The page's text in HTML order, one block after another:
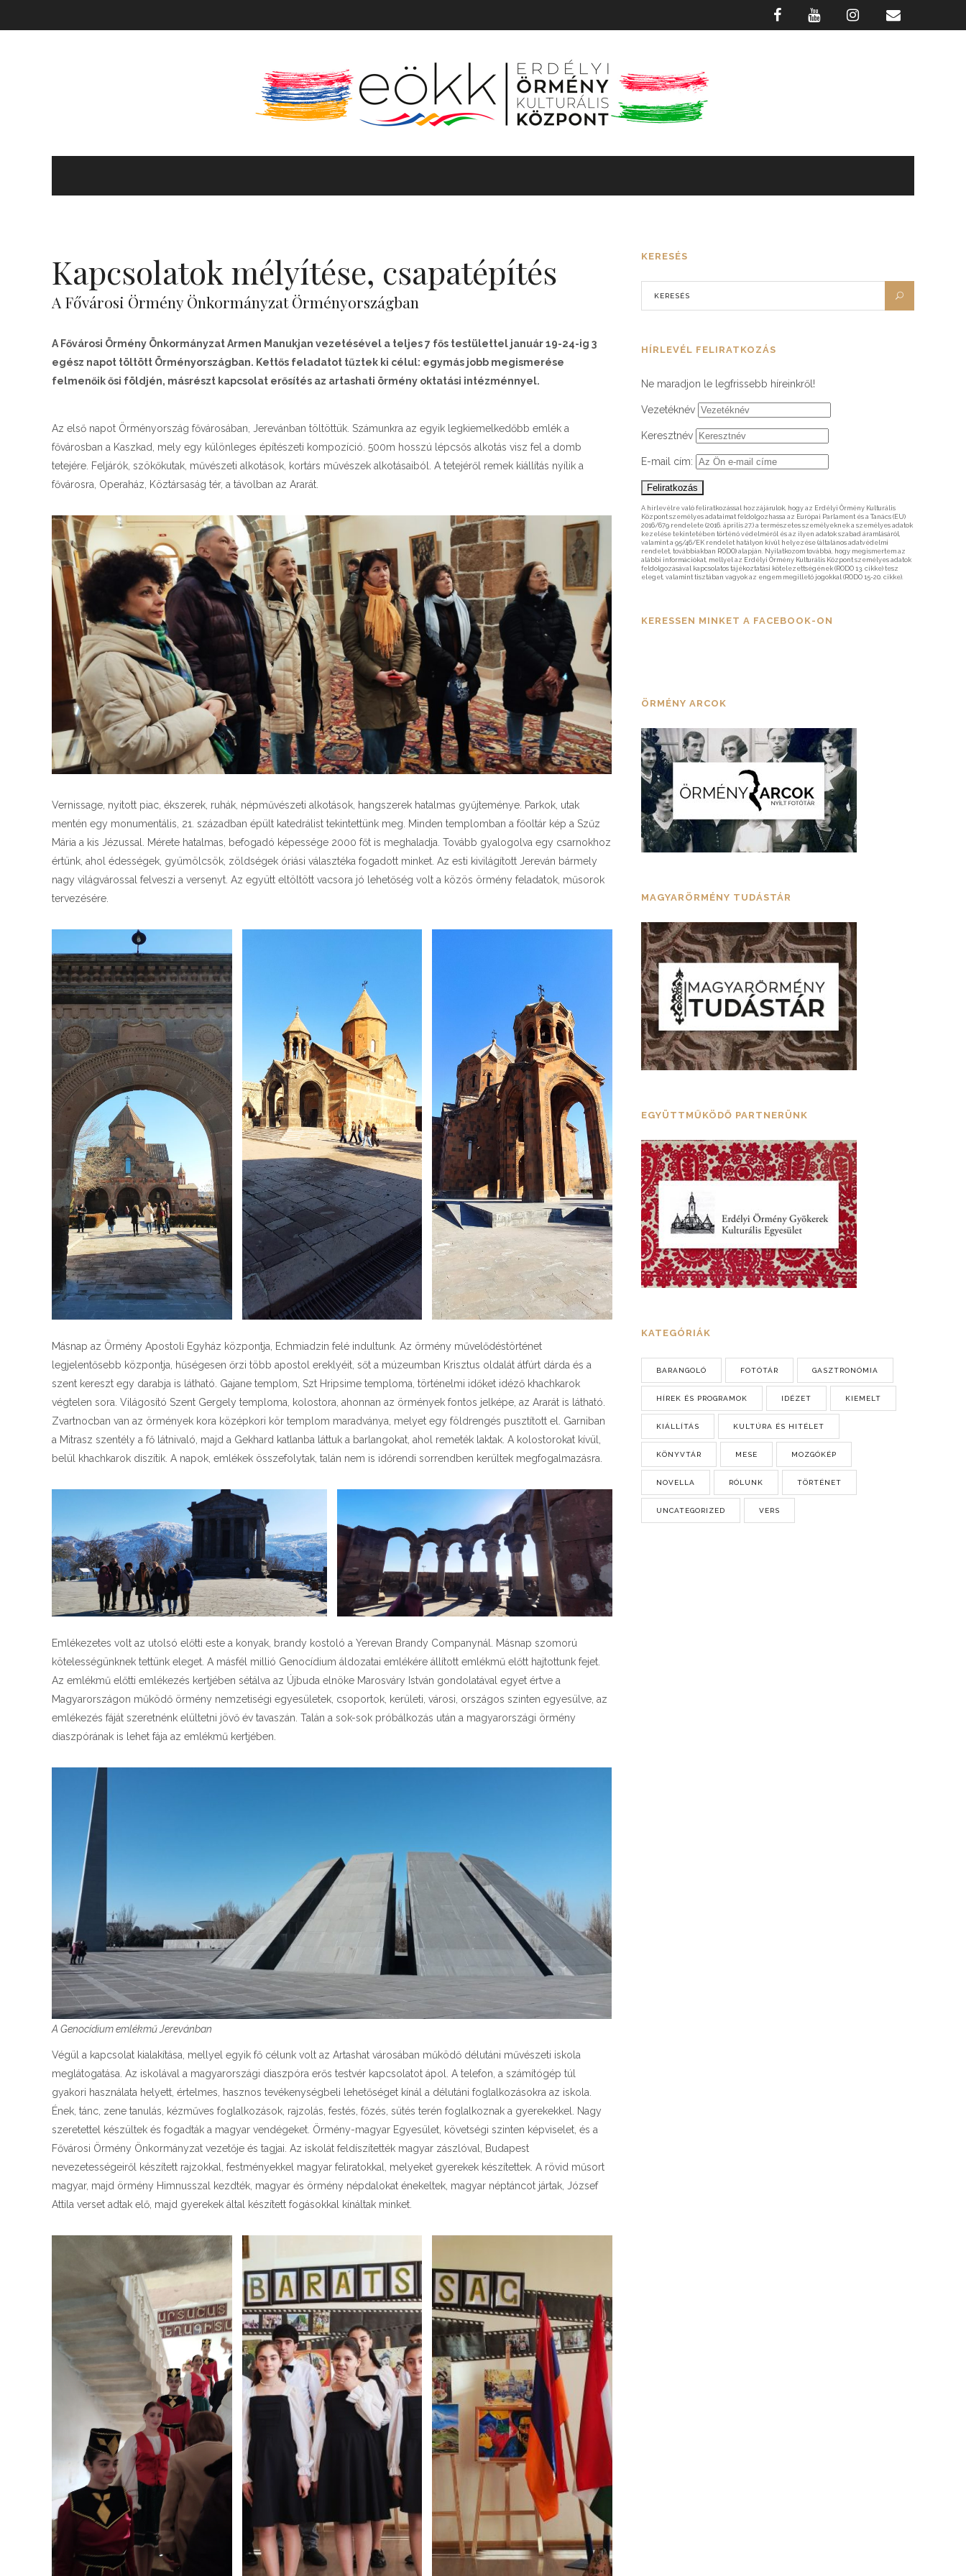
Kapcsolatok mélyítése, csapatépítés
A Fővárosi Örmény Önkormányzat Örményországban
A Fővárosi Örmény Önkormányzat Armen Manukjan vezetésével a teljes 7 fős testülettel január 19-24-ig 3
egész napot töltött Örményországban. Kettős feladatot tűztek ki célul: egymás jobb megismerése
felmenőik ősi földjén, másrészt kapcsolat erősítés az artashati örmény oktatási intézménnyel.
Az első napot Örményország fővárosában, Jerevánban töltöttük. Számunkra az egyik legkiemelkedőbb emlék a
fővárosban a Kaszkad, mely egy különleges építészeti kompozíció. 500m hosszú lépcsős alkotás visz fel a domb
tetejére. Feljárók, szökőkutak, művészeti alkotások, kortárs művészek alkotásaiból. A tetejéről remek kiállítás nyílik a
fővárosra, Operaház, Köztársaság tér, a távolban az Ararát.
Vernissage, nyitott piac, ékszerek, ruhák, népművészeti alkotások, hangszerek hatalmas gyűjteménye. Parkok, utak
mentén egy monumentális, 21. században épült katedrálist tekintettünk meg. Minden templomban a főoltár kép a Szűz
Mária a kis Jézussal. Mérete hatalmas, befogadó képessége 2000 főt is meghaladja. Tovább gyalogolva egy csarnokhoz
értünk, ahol édességek, gyümölcsök, zöldségek óriási választéka fogadott minket. Az esti kivilágított Jereván bármely
nagy világvárossal felveszi a versenyt. Az együtt eltöltött vacsora jó lehetőség volt a közös örmény feladatok, műsorok
tervezésére.
Másnap az Örmény Apostoli Egyház központja, Echmiadzin felé indultunk. Az örmény művelődéstörténet
legjelentősebb központja, hűségesen őrzi több apostol ereklyéit, sőt a múzeumban Krisztus oldalát átfúrt dárda és a
szent kereszt egy darabja is látható. Gajane templom, Szt Hripsime temploma, történelmi időket idéző khachkarok
végtelen sora. Világosító Szent Gergely temploma, kolostora, ahonnan az örmények fontos jelképe, az Ararát is látható.
Zvartnocban van az örmények kora középkori kör templom maradványa, melyet egy földrengés pusztított el. Garniban
a Mitrasz szentély a fő látnivaló, majd a Gekhard katlanba láttuk a barlangokat, ahol remeték laktak. A kolostorokat kívül,
belül khachkarok diszítik. A napok, emlékek összefolytak, talán nem is időrendi sorrendben kerültek megfogalmazásra.
Emlékezetes volt az utolsó előtti este a konyak, brandy kostoló a Yerevan Brandy Companynál. Másnap szomorú
kötelességünknek tettünk eleget. A másfél millió Genocídium áldozatai emlékére állított emlékmű előtt hajtottunk fejet.
Az emlékmű előtti emlékezés kertjében sétálva az Újbuda elnöke Marosváry István gondolatával egyet értve a
Magyarországon működő örmény nemzetiségi egyesületek, csoportok, kerületi, városi, országos szinten egyesülve, az
emlékezés fáját szeretnénk elültetni jövő év tavaszán. Talán a sok-sok próbálkozás után a magyarországi örmény
diaszpórának is lehet fája az emlékmű kertjében.
A Genocídium emlékmű Jerevánban
Végül a kapcsolat kialakítása, mellyel egyik fő célunk volt az Artashat városában működő délutáni művészeti iskola
meglátogatása. Az iskolával a magyarországi diaszpóra erős testvér kapcsolatot ápol. A telefon, a számítógép túl
gyakori használata helyett, értelmes, hasznos tevékenységbeli lehetőséget kínál a délutáni foglalkozásokra az iskola.
Ének, tánc, zene tanulás, kézműves foglalkozások, rajzolás, festés, főzés, sütés terén foglalkoznak a gyerekekkel. Nagy
szeretettel készültek és fogadták a magyar vendégeket. Örmény-magyar Egyesület, követségi szinten képviselet, és a
Fővárosi Örmény Önkormányzat vezetője és tagjai. Az iskolát feldíszítették magyar zászlóval, Budapest
nevezetességeiről készített rajzokkal, festményekkel magyar feliratokkal, melyeket gyerekek készítettek. A rövid műsort
magyar, majd örmény Himnusszal kezdték, magyar és örmény népdalokat énekeltek, magyar néptáncot jártak, József
Attila verset adtak elő, majd gyerekek által készített fogásokkal kínáltak minket.
KERESÉS
HÍRLEVÉL FELIRATKOZÁS
Ne maradjon le legfrissebb híreinkről!
Vezetéknév
Keresztnév
E-mail cím:
A hírlevélre való feliratkozással hozzájárulok, hogy az Erdélyi Örmény Kulturális
Központ személyes adataimat feldolgozhassa az Európai Parlament és a Tanács (EU)
2016/679 rendelete (2016. április 27.) a természetes személyeknek a személyes adatok
kezelése tekintetében történő védelméről és az ilyen adatok szabad áramlásáról,
valamint a 95/46/EK rendelet hatályon kívül helyezése (általános adatvédelmi
rendelet, továbbiakban RODO) alapján. Nyilatkozom továbbá, hogy megismertem az
alábbi információkat, mellyel az Erdélyi Örmény Kulturális Központ személyes adatok
feldolgozásával kapcsolatos tájékoztatási kötelezettségének (RODO 13. cikke) tesz
eleget, valamint tisztában vagyok az engem megillető jogokkal (RODO 15-20. cikke).
KERESSEN MINKET A FACEBOOK-ON
ÖRMÉNY ARCOK
MAGYARÖRMÉNY TUDÁSTÁR
EGYÜTTMŰKÖDŐ PARTNERÜNK
KATEGÓRIÁK
BARANGOLÓ FOTÓTÁR GASZTRONÓMIA
HÍREK ÉS PROGRAMOK IDÉZET KIEMELT
KIÁLLÍTÁS KULTÚRA ÉS HITÉLET
KÖNYVTÁR MESE MOZGÓKÉP
NOVELLA RÓLUNK TÖRTÉNET
UNCATEGORIZED VERS